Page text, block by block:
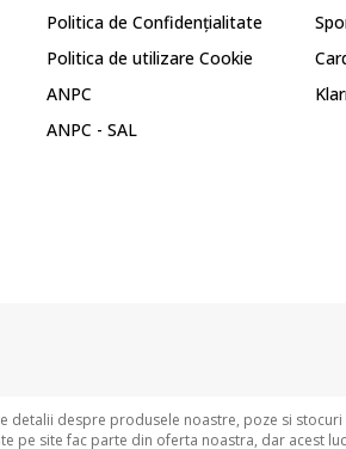
Politica de Confidențialitate
Politica de utilizare Cookie
ANPC
ANPC - SAL
detalii despre produsele noastre, poze si
pe site fac parte din oferta noastra, dar acest